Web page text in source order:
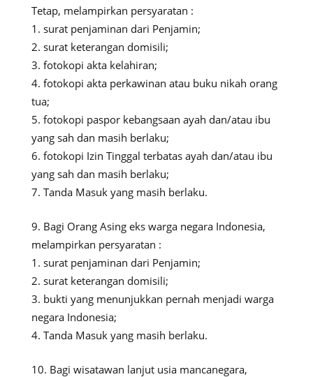
Tetap, melampirkan persyaratan :
surat penjaminan dari Penjamin;
surat keterangan domisili;
fotokopi akta kelahiran;
fotokopi akta perkawinan atau buku nikah orang
tua;
fotokopi paspor kebangsaan ayah dan/atau ibu
yang sah dan masih berlaku;
fotokopi Izin Tinggal terbatas ayah dan/atau ibu
yang sah dan masih berlaku;
Tanda Masuk yang masih berlaku.
Bagi Orang Asing eks warga negara Indonesia,
melampirkan persyaratan :
surat penjaminan dari Penjamin;
surat keterangan domisili;
bukti yang menunjukkan pernah menjadi warga
negara Indonesia;
Tanda Masuk yang masih berlaku.
Bagi wisatawan lanjut usia mancanegara,